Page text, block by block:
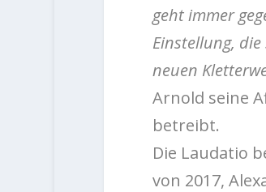
geht immer
Einstellung,
neuen
Arnold seine
betreibt.
Die Laudatio
von 2017,